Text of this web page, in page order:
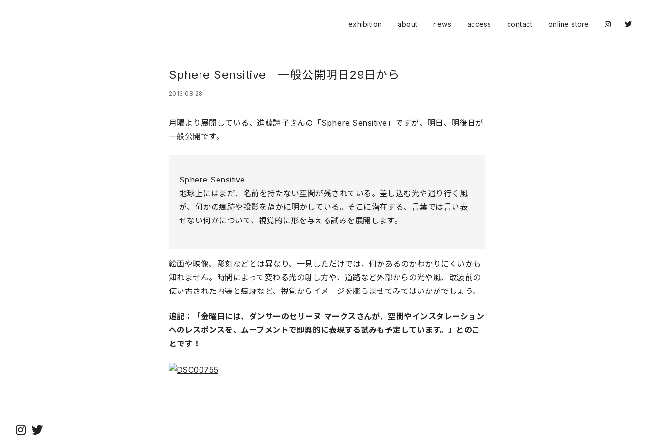
exhibition about news access contact online store
Sphere Sensitive 一般公開明日29日から
2013.08.28
月曜より展開している、進藤詩子さんの「Sphere Sensitive」ですが、明日、明後日が
一般公開です。
Sphere Sensitive
地球上にはまだ、名前を持たない空間が残されている。差し込む光や通り行く風
が、何かの痕跡や投影を静かに明かしている。そこに潜在する、言葉では言い表
せない何かについて、視覚的に形を与える試みを展開します。
絵画や映像、彫刻などとは異なり、一見しただけでは、何かあるのかわかりにくいかも
知れません。時間によって変わる光の射し方や、道路など外部からの光や風、改装前の
使い古された内装と痕跡など、視覚からイメージを膨らませてみてはいかがでしょう。
追記：「金曜日には、ダンサーのセリーヌ マークスさんが、空間やインスタレーション
へのレスポンスを、 ムーブメントで即興的に表現する試みも予定しています。」とのこ
とです！